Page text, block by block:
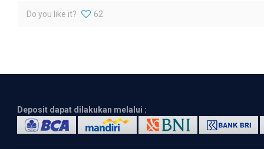
Do you like it? 62
Deposit dapat dilakukan melalui :